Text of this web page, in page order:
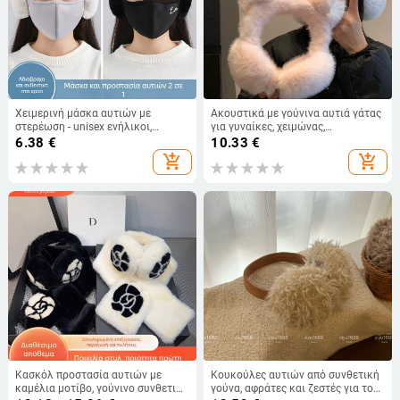
Χειμερινή μάσκα αυτιών με
στερέωση - unisex ενήλικοι,
βαμβακερό ύφασμα, μονοχρωμία,
κατάλληλη για φθινόπωρο και
χειμώνα
6.38 €
add_shopping_cart
Ακουστικά με γούνινα αυτιά γάτας
για γυναίκες, χειμώνας,
μονόχρωμο στυλ
10.33 €
add_shopping_cart
Κασκόλ προστασία αυτιών με
καμέλια μοτίβο, γούνινο συνθετικό
Κουκούλες αυτιών από συνθετική
γούνα, αφράτες και ζεστές για τον